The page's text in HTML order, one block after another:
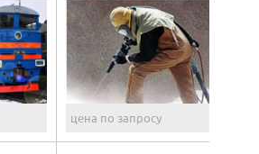
цена по запросу